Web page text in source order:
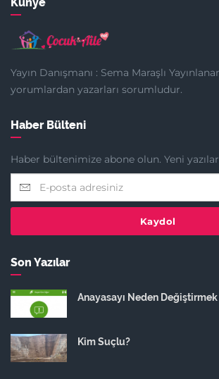
Yayın Danışmanı : Sema Maraşlı
yorumlardan yazarları sorumludur.
Haber Bülteni
Haber bültenimize abone olun. Yeni
Kaydol
Son Yazılar
Anayasayı Neden
Kim Suçlu?